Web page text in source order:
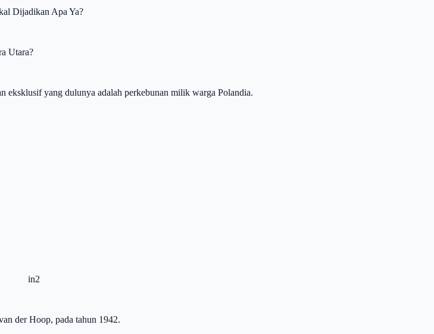
Dijadikan Apa Ya?
Utara?
eksklusif yang dulunya adalah perkebunan milik warga Polandia.
in2
der Hoop, pada tahun 1942.